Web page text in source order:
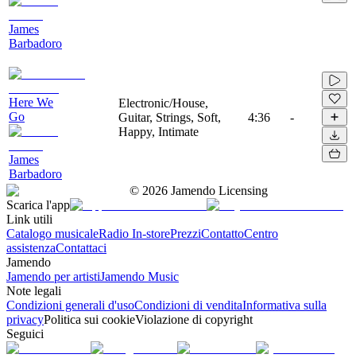
James
Barbadoro
Here We
Go
James
Barbadoro
Electronic/House,
Guitar, Strings, Soft,
Happy, Intimate
4:36 -
© 2026 Jamendo Licensing
Scarica l'app
Link utili
Catalogo musicaleRadio In-storePrezziContattoCentro
assistenzaContattaci
Jamendo
Jamendo per artistiJamendo Music
Note legali
Condizioni generali d'usoCondizioni di venditaInformativa sulla
privacyPolitica sui cookieViolazione di copyright
Seguici